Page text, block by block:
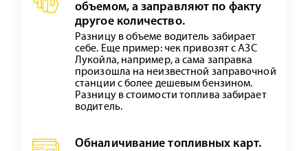
объемом, а заправляют по факту
другое количество.
Разницу в объеме водитель забирает
себе. Еще пример: чек привозят с АЗС
Лукойла, например, а сама заправка
произошла на неизвестной заправочной
станции с более дешевым бензином.
Разницу в стоимости топлива забирает
водитель.
Обналичивание топливных карт.